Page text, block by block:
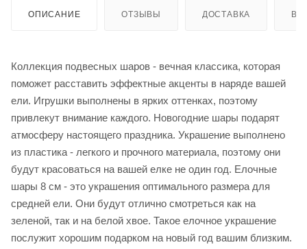
ОПИСАНИЕ ОТЗЫВЫ ДОСТАВКА
Коллекция подвесных шаров - вечная классика, которая
поможет расставить эффектные акценты в наряде вашей
ели. Игрушки выполнены в ярких оттенках, поэтому
привлекут внимание каждого. Новогодние шары подарят
атмосферу настоящего праздника. Украшение выполнено
из пластика - легкого и прочного материала, поэтому они
будут красоваться на вашей елке не один год. Елочные
шары 8 см - это украшения оптимального размера для
средней ели. Они будут отлично смотреться как на
зеленой, так и на белой хвое. Такое елочное украшение
послужит хорошим подарком на новый год вашим близким.